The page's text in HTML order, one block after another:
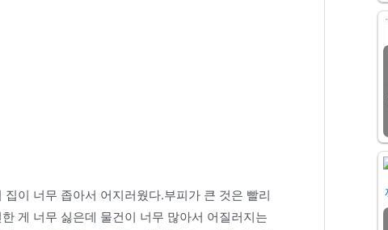
이 너무 좁아서 어지러웠다.부피가 큰 것은 빨리
게 너무 싫은데 물건이 너무 많아서 어질러지는